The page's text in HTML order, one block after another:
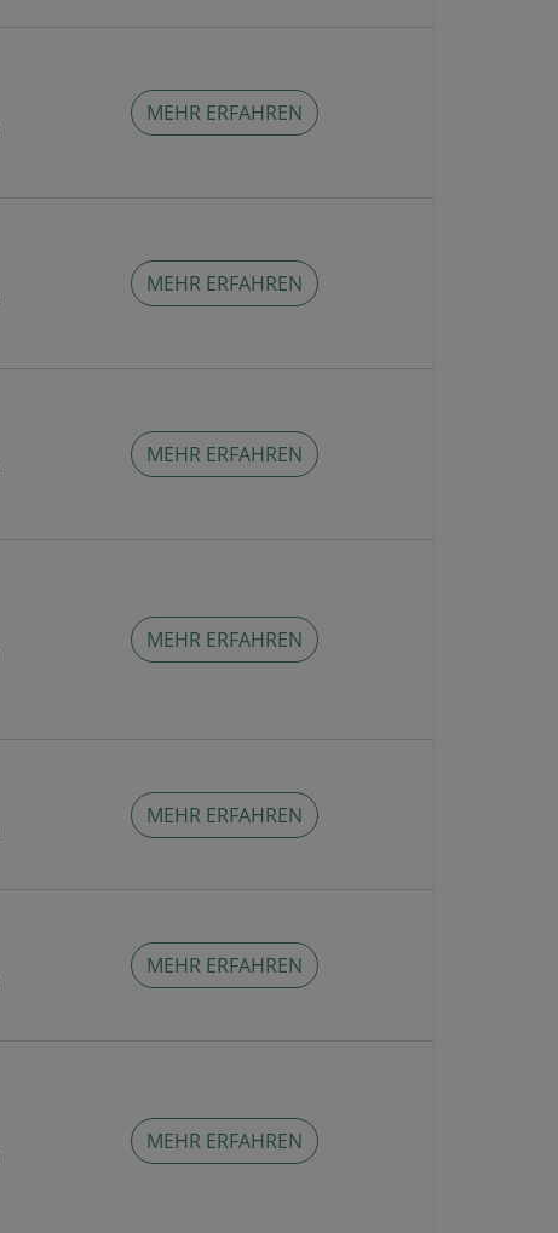
MEHR ERFAHREN
MEHR ERFAHREN
MEHR ERFAHREN
MEHR ERFAHREN
MEHR ERFAHREN
MEHR ERFAHREN
MEHR ERFAHREN